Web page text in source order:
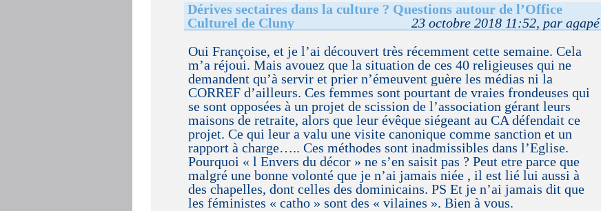
Dérives sectaires dans la culture ? Questions autour de l’Office
Culturel de Cluny
23 octobre 2018 11:52, par agapé
Oui Françoise, et je l’ai découvert très récemment cette semaine. Cela
m’a réjoui. Mais avouez que la situation de ces 40 religieuses qui ne
demandent qu’à servir et prier n’émeuvent guère les médias ni la
CORREF d’ailleurs. Ces femmes sont pourtant de vraies frondeuses qui
se sont opposées à un projet de scission de l’association gérant leurs
maisons de retraite, alors que leur évêque siégeant au CA défendait ce
projet. Ce qui leur a valu une visite canonique comme sanction et un
rapport à charge….. Ces méthodes sont inadmissibles dans l’Eglise.
Pourquoi « l Envers du décor » ne s’en saisit pas ? Peut etre parce que
malgré une bonne volonté que je n’ai jamais niée , il est lié lui aussi à
des chapelles, dont celles des dominicains. PS Et je n’ai jamais dit que
les féministes « catho » sont des « vilaines ». Bien à vous.